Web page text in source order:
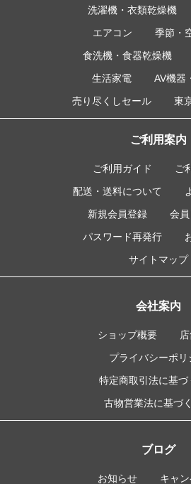
洗濯機・衣類乾燥機
エアコン
季節・
食洗機・食器乾燥機
生活家電
AV機器
売り尽くしセール
東
ご利用案内
ご利用ガイド
ご
配送・送料について
新規会員登録
会
パスワード再発行
サイトマップ
会社案内
ショップ概要
プライバシーポリ
特定商取引法に基づ
古物営業法に基づ
ブログ
お知らせ キャ